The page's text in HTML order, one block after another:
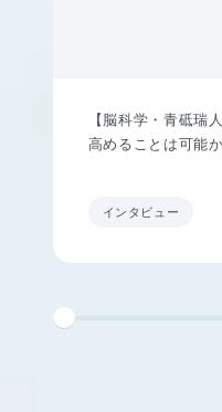
【脳科学・青砥瑞
高めることは可能
インタビュー